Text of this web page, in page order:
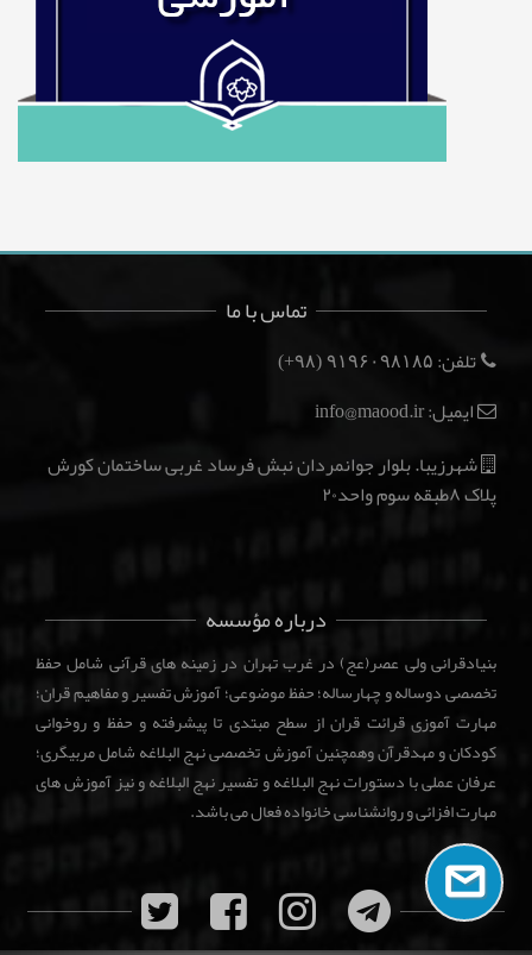
تماس با ما
تلفن: ۹۱۹۶۰۹۸۱۸۵ (۹۸+)
ایمیل: info@maood.ir
شهرزیبا. بلوار جوانمردان نبش فرساد غربی ساختمان کورش
پلاک ۸طبقه سوم واحد۲۰
درباره مؤسسه
بنیادقرانی ولی عصر(عج) در غرب تهران در زمینه های قرآنی شامل حفظ
تخصصی دوساله و چهارساله؛ حفظ موضوعی؛ آموزش تفسیر و مفاهیم قران؛
مهارت آموزی قرائت قران از سطح مبتدی تا پیشرفته و حفظ و روخوانی
کودکان و مهدقرآن وهمچنین آموزش تخصصی نهج البلاغه شامل مربیگری؛
عرفان عملی با دستورات نهج البلاغه و تفسیر نهج البلاغه و نیز آموزش های
مهارت افزائی و روانشناسی خانواده فعال می باشد.